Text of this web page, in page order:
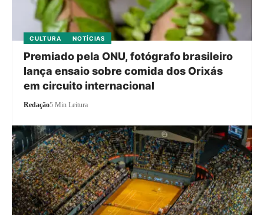
CULTURA NOTÍCIAS
Premiado pela ONU, fotógrafo brasileiro
lança ensaio sobre comida dos Orixás
em circuito internacional
Redação5 Min Leitura